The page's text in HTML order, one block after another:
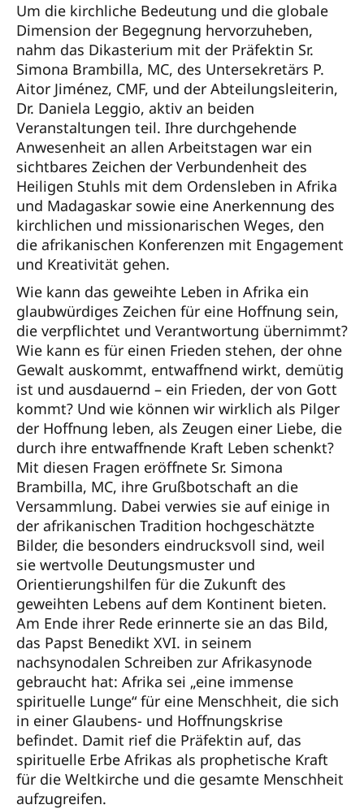
Um die kirchliche Bedeutung und die globale
Dimension der Begegnung hervorzuheben,
nahm das Dikasterium mit der Präfektin Sr.
Simona Brambilla, MC, des Untersekretärs P.
Aitor Jiménez, CMF, und der Abteilungsleiterin,
Dr. Daniela Leggio, aktiv an beiden
Veranstaltungen teil. Ihre durchgehende
Anwesenheit an allen Arbeitstagen war ein
sichtbares Zeichen der Verbundenheit des
Heiligen Stuhls mit dem Ordensleben in Afrika
und Madagaskar sowie eine Anerkennung des
kirchlichen und missionarischen Weges, den
die afrikanischen Konferenzen mit Engagement
und Kreativität gehen.
Wie kann das geweihte Leben in Afrika ein
glaubwürdiges Zeichen für eine Hoffnung sein,
die verpflichtet und Verantwortung übernimmt?
Wie kann es für einen Frieden stehen, der ohne
Gewalt auskommt, entwaffnend wirkt, demütig
ist und ausdauernd – ein Frieden, der von Gott
kommt? Und wie können wir wirklich als Pilger
der Hoffnung leben, als Zeugen einer Liebe, die
durch ihre entwaffnende Kraft Leben schenkt?
Mit diesen Fragen eröffnete Sr. Simona
Brambilla, MC, ihre Grußbotschaft an die
Versammlung. Dabei verwies sie auf einige in
der afrikanischen Tradition hochgeschätzte
Bilder, die besonders eindrucksvoll sind, weil
sie wertvolle Deutungsmuster und
Orientierungshilfen für die Zukunft des
geweihten Lebens auf dem Kontinent bieten.
Am Ende ihrer Rede erinnerte sie an das Bild,
das Papst Benedikt XVI. in seinem
nachsynodalen Schreiben zur Afrikasynode
gebraucht hat: Afrika sei „eine immense
spirituelle Lunge“ für eine Menschheit, die sich
in einer Glaubens- und Hoffnungskrise
befindet. Damit rief die Präfektin auf, das
spirituelle Erbe Afrikas als prophetische Kraft
für die Weltkirche und die gesamte Menschheit
aufzugreifen.